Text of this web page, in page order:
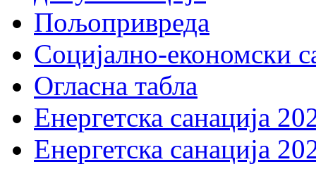
Пољопривреда
Социјално-економски
Огласна табла
Енергетска санација
Енергетска санација